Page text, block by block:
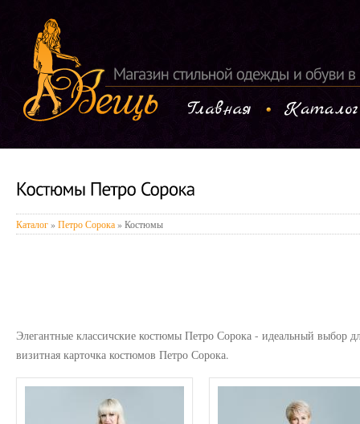
Каталог»Петро Сорока» Костюмы
Элегантные классичские костюмы Петро Сорока - идеальный
визитная карточка костюмов Петро Сорока.